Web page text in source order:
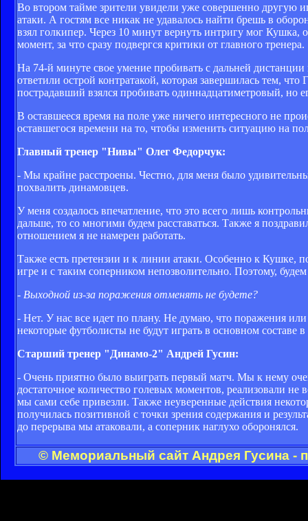
Во втором тайме зрители увидели уже совершенно другую
атаки. А гостям все никак не удавалось найти брешь в
взял голкипер. Через 10 минут вернуть интригу мог
момент, за что сразу подвергся критики от главного тренера.
На 74-й минуте свое умение пробивать с дальней
ответили острой контратакой, которая завершилась тем,
пострадавший взялся пробивать одиннадцатиметровый, но
В оставшееся время на поле уже ничего интересного не
оставшегося времени на то, чтобы изменить ситуацию на
Главный тренер "Нивы" Олег Федорчук:
- Мы крайне расстроены. Честно, для меня было
похвалить динамовцев.
У меня создалось впечатление, что это всего лишь
дальше, то со многими будем расставаться. Также я
отношением я не намерен работать.
Также есть претензии и к линии атаки. Особенно к Кушке,
игре и с таким соперником непозволительно. Поэтому, будем
- Выходной из-за поражения отменять не будете?
- Нет. У нас все идет по плану. Не думаю, что поражения
некоторые футболисты не будут играть в основном составе
Старший тренер "Динамо-2" Андрей Гусин:
- Очень приятно было выиграть первый матч. Мы к нему
достаточное количество голевых моментов, реализовали
мы сами себе привезли. Также неуверенные действия
получилась позитивной с точки зрения содержания и
до перерыва мы атаковали, а соперник наглухо оборонялся.
© Мемориальный сайт Андрея Гусина -